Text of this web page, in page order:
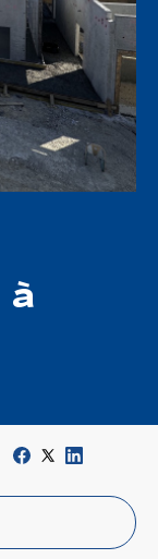
à